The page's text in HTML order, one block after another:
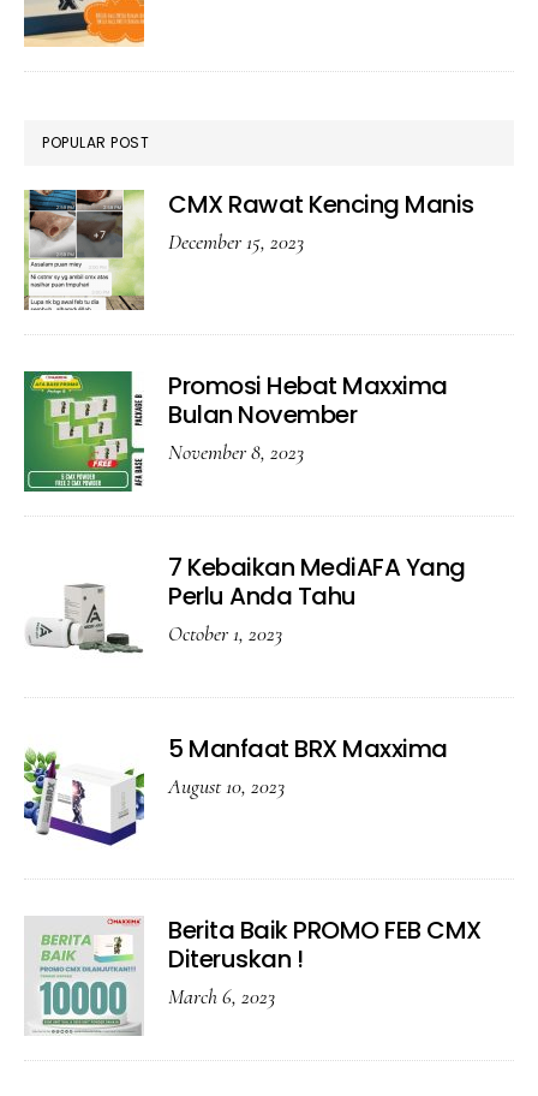
POPULAR POST
CMX Rawat Kencing Manis
December 15, 2023
Promosi Hebat Maxxima
Bulan November
November 8, 2023
7 Kebaikan MediAFA Yang
Perlu Anda Tahu
October 1, 2023
5 Manfaat BRX Maxxima
August 10, 2023
Berita Baik PROMO FEB CMX
Diteruskan !
March 6, 2023